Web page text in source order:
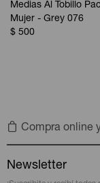
Medias Al Tobillo
Mujer - Grey 076
$ 500
Compra online
Newsletter